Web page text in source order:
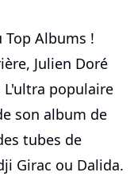
Albums !
Julien Doré
populaire
son album de
tubes de
Girac ou Dalida.